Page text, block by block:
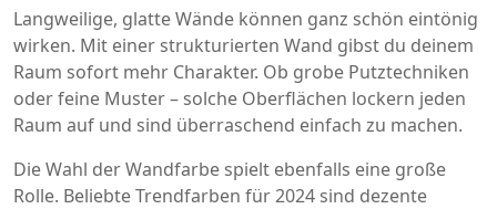
Langweilige, glatte Wände können ganz schön eintönig
wirken. Mit einer strukturierten Wand gibst du deinem
Raum sofort mehr Charakter. Ob grobe Putztechniken
oder feine Muster – solche Oberflächen lockern jeden
Raum auf und sind überraschend einfach zu machen.
Die Wahl der Wandfarbe spielt ebenfalls eine große
Rolle. Beliebte Trendfarben für 2024 sind dezente